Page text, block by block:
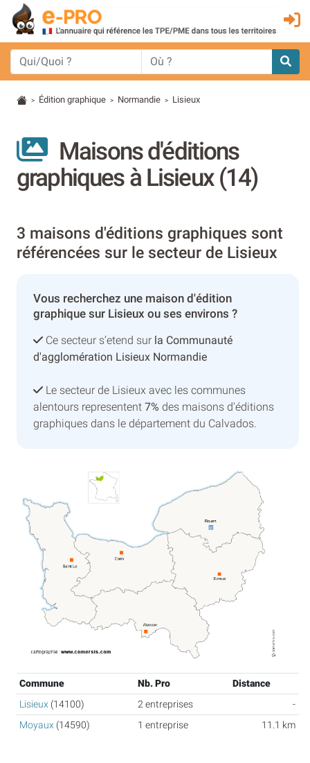
> Édition graphique > Normandie > Lisieux
Maisons d'éditions
graphiques à Lisieux (14)
3 maisons d'éditions graphiques sont
référencées sur le secteur de Lisieux
Vous recherchez une maison d'édition
graphique sur Lisieux ou ses environs ?
Ce secteur s’etend sur la Communauté
d'agglomération Lisieux Normandie
Le secteur de Lisieux avec les communes
alentours representent 7% des maisons d'éditions
graphiques dans le département du Calvados.
Commune Nb. Pro
Distance
Lisieux (14100) 2 entreprises
-
Moyaux (14590) 1 entreprise 11.1 km